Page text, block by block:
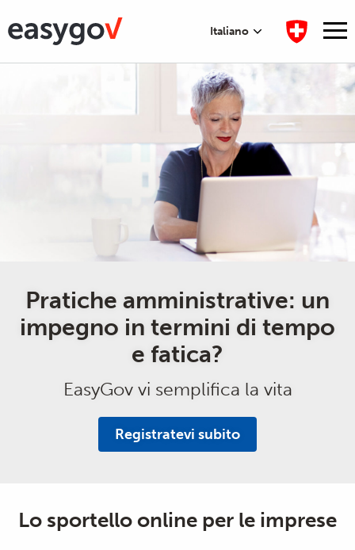
Italiano
Pratiche amministrative: un
impegno in termini di tempo
e fatica?
EasyGov vi semplifica la vita
Registratevi subito
Lo sportello online per le imprese